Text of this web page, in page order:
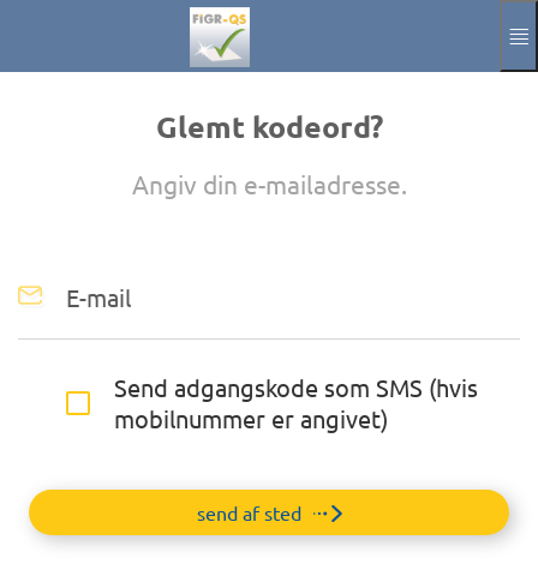
Spring til hovedindholdet
Aftryk
Glemt kodeord?
Angiv din e-mailadresse.
E-mail
Send adgangskode som SMS (hvis
mobilnummer er angivet)
send af sted